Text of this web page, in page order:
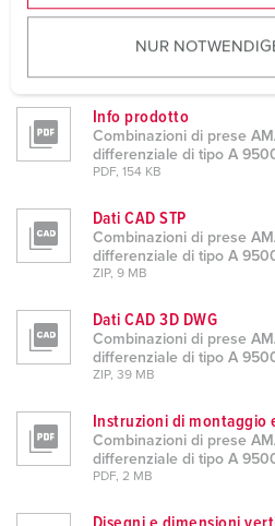
u
w
h
l
NUR
Combinazioni di prese
differenziale di tipo A 950003
Info prodotto
Combinazioni di prese
differenziale di tipo A
PDF, 154 KB
Dati CAD STP
Combinazioni di prese
differenziale di tipo A
ZIP, 9 MB
Dati CAD 3D DWG
Combinazioni di prese
differenziale di tipo A
ZIP, 39 MB
Instruzioni di montaggio
Combinazioni di prese
differenziale di tipo A
PDF, 2 MB